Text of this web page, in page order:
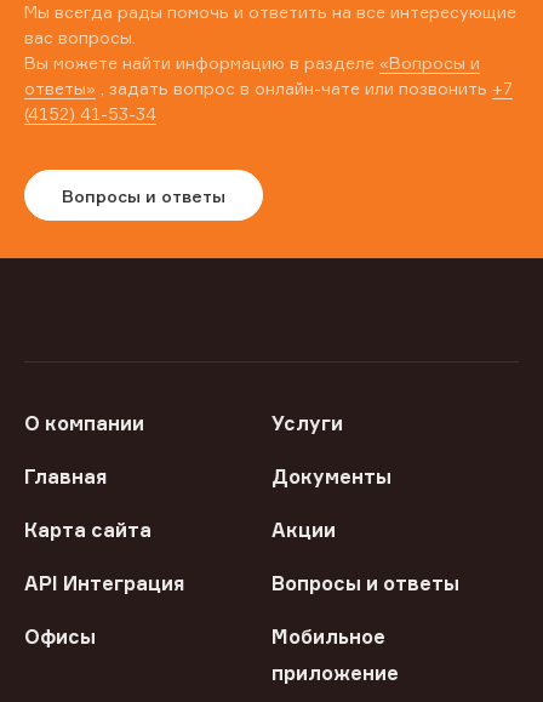
Мы всегда рады помочь и ответить на все интересующие
вас вопросы.
Вы можете найти информацию в разделе «Вопросы и
ответы» , задать вопрос в онлайн-чате или позвонить +7
(4152) 41-53-34
Вопросы и ответы
О компании Услуги
Главная Документы
Карта сайта Акции
API Интеграция Вопросы и ответы
Офисы
Мобильное
приложение